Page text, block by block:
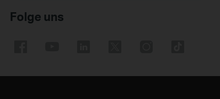
Folge uns